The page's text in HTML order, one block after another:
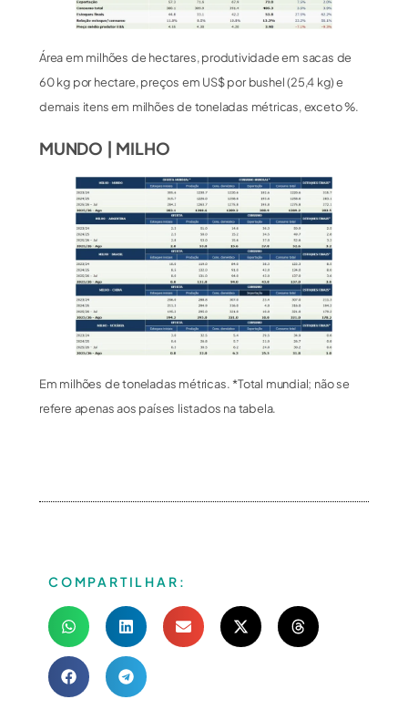
Área em milhões de hectares, produtividade em sacas de
60 kg por hectare, preços em US$ por bushel (25,4 kg) e
demais itens em milhões de toneladas métricas, exceto %.
MUNDO | MILHO
Em milhões de toneladas métricas. *Total mundial; não se
refere apenas aos países listados na tabela.
COMPARTILHAR: